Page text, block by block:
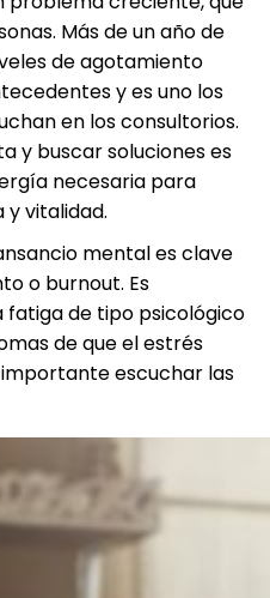
Más de un año de
de agotamiento
y es uno los
en los consultorios.
y buscar soluciones es
necesaria para
vitalidad.
mental es clave
o burnout. Es
de tipo psicológico
de que el estrés
escuchar las